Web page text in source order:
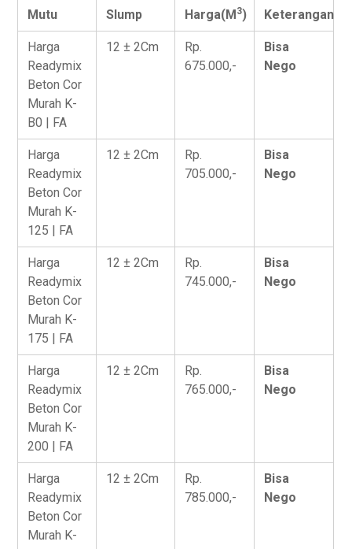
Mutu Slump Harga(M3) Keterangan
Harga
Readymix
Beton Cor
Murah K-
B0 | FA
12 ± 2Cm
Rp.
675.000,-
Bisa
Nego
Harga
Readymix
Beton Cor
Murah K-
125 | FA
12 ± 2Cm
Rp.
705.000,-
Bisa
Nego
Harga
Readymix
Beton Cor
Murah K-
175 | FA
12 ± 2Cm
Rp.
745.000,-
Bisa
Nego
Harga
Readymix
Beton Cor
Murah K-
200 | FA
12 ± 2Cm
Rp.
765.000,-
Bisa
Nego
Harga
Readymix
Beton Cor
Murah K-
12 ± 2Cm
Rp.
785.000,-
Bisa
Nego